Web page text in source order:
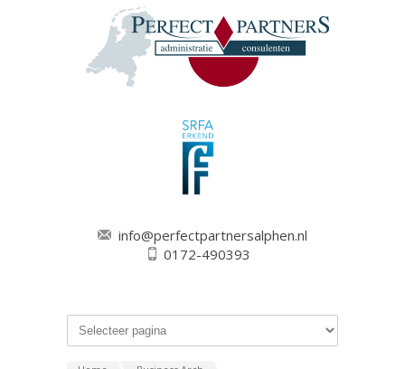
info@perfectpartnersalphen.nl
0172-490393